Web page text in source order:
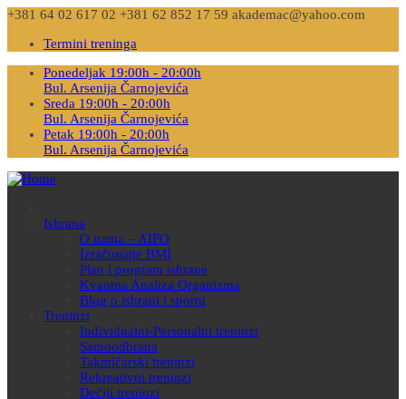
+381 64 02 617 02 +381 62 852 17 59 akademac@yahoo.com
Termini treninga
Ponedeljak 19:00h - 20:00h
Bul. Arsenija Čarnojevića
Sreda 19:00h - 20:00h
Bul. Arsenija Čarnojevića
Petak 19:00h - 20:00h
Bul. Arsenija Čarnojevića
Ishrana
O nama – AIFO
Izračunajte BMI
Plan i program ishrane
Kvantna Analiza Organizma
Blog o ishrani i sportu
Treninzi
Individualni-Personalni treninzi
Samoodbrana
Takmičarski treninzi
Rekreativni treninzi
Dečiji treninzi